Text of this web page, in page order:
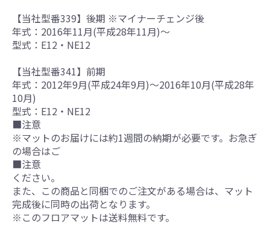
【当社型番339】後期 ※マイナーチェンジ後
年式：2016年11月(平成28年11月)～
型式：E12・NE12
【当社型番341】前期
年式：2012年9月(平成24年9月)～2016年10月(平成28年
10月)
型式：E12・NE12
■注意
※マットのお届けには約1週間の納期が必要です。お急ぎ
の場合はご
■注意
ください。
また、この商品と同梱でのご注文がある場合は、マット
完成後に同時の出荷となります。
※このフロアマットは送料無料です。